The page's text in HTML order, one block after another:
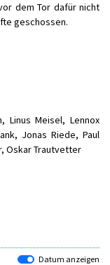
dem Tor dafür nicht
geschossen.
Linus Meisel, Lennox
Jonas Riede, Paul
Oskar Trautvetter
Datum anzeigen